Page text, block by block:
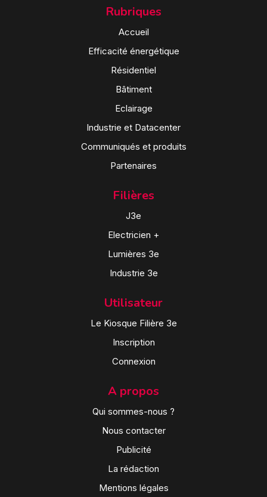
Rubriques
Accueil
Efficacité énergétique
Résidentiel
Bâtiment
Eclairage
Industrie et Datacenter
Communiqués et produits
Partenaires
Filières
J3e
Electricien +
Lumières 3e
Industrie 3e
Utilisateur
Le Kiosque Filière 3e
Inscription
Connexion
A propos
Qui sommes-nous ?
Nous contacter
Publicité
La rédaction
Mentions légales